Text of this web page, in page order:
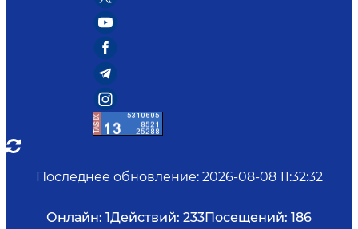
Последнее обновление: 2026-08-08 11:32:32
Онлайн: 1Действий: 233Посещений: 186